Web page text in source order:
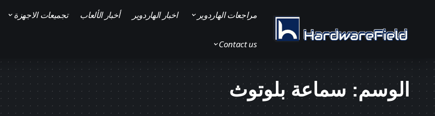
مراجعات الهاردوير اخبار الهاردوير أخبار الألعاب تجميعات الاجهزة
Contact us
الوسم: سماعة بلوتوث